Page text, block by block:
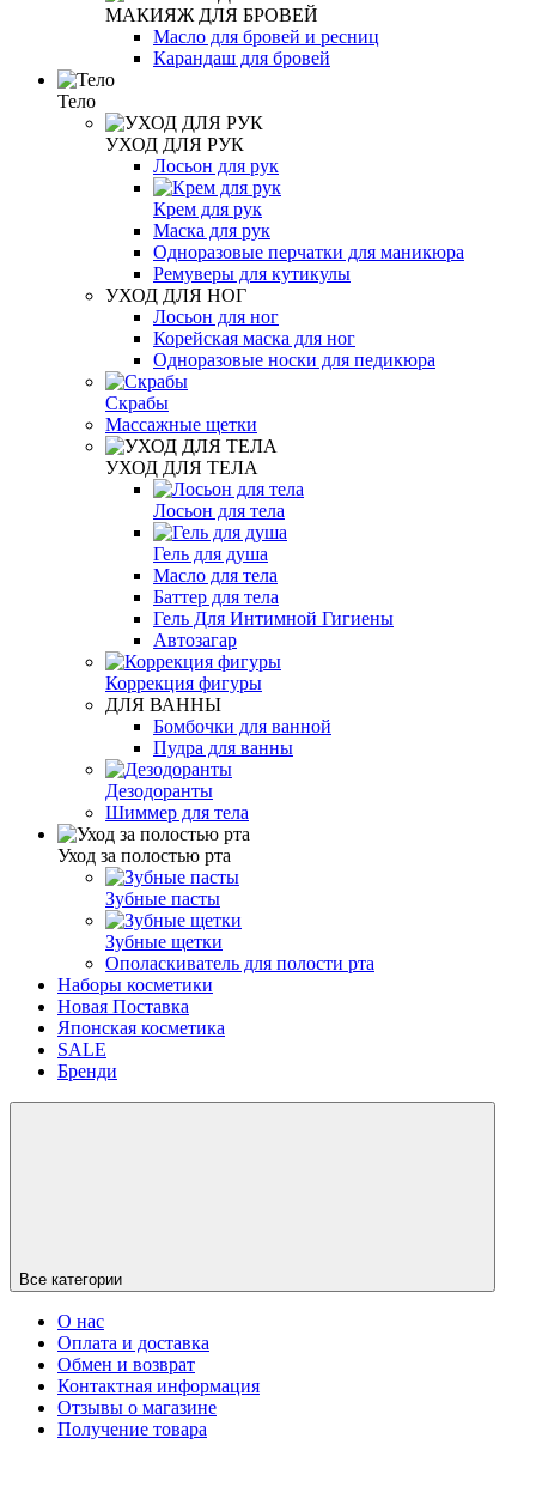
МАКИЯЖ ДЛЯ БРОВЕЙ
Масло для бровей и ресниц
Карандаш для бровей
Тело
УХОД ДЛЯ РУК
Лосьон для рук
Крем для рук
Маска для рук
Одноразовые перчатки для маникюра
Ремуверы для кутикулы
УХОД ДЛЯ НОГ
Лосьон для ног
Корейская маска для ног
Одноразовые носки для педикюра
Скрабы
Массажные щетки
УХОД ДЛЯ ТЕЛА
Лосьон для тела
Гель для душа
Масло для тела
Баттер для тела
Гель Для Интимной Гигиены
Автозагар
Коррекция фигуры
ДЛЯ ВАННЫ
Бомбочки для ванной
Пудра для ванны
Дезодоранты
Шиммер для тела
Уход за полостью рта
Зубные пасты
Зубные щетки
Ополаскиватель для полости рта
Наборы косметики
Новая Поставка
Японская косметика
SALE
Бренди
Все категории
О нас
Оплата и доставка
Обмен и возврат
Контактная информация
Отзывы о магазине
Получение товара